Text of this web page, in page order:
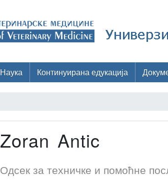
Наука Континуирана едукација
Zoran Antic
Одсек за техничке и помоћне